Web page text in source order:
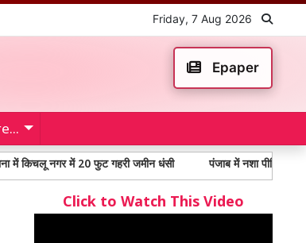
Friday, 7 Aug 2026
Epaper
नगर में 20 फुट गहरी जमीन धंसी पंजाब में नशा पीड़ितों में 65% से
Click to Watch This Video